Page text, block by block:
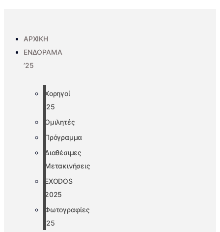
ΑΡΧΙΚΗ
ΕΝΔΟΡΑΜΑ
’25
Χορηγοί
’25
Ομιλητές
Πρόγραμμα
Διαθέσιμες
Μετακινήσεις
EXODOS
2025
Φωτογραφίες
’25